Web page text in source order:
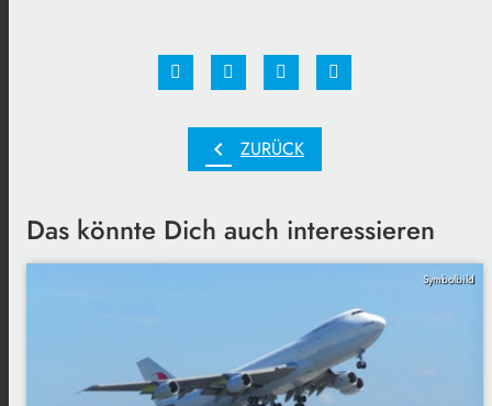
chevron_left ZURÜCK
Das könnte Dich auch interessieren
Symbolbild